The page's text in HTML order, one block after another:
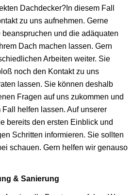
Dachdecker?In diesem Fall
zu uns aufnehmen. Gerne
und die adäquaten
Dach machen lassen. Gern
Arbeiten weiter. Sie
noch den Kontakt zu uns
lassen. Sie können deshalb
Fragen auf uns zukommen und
helfen lassen. Auf unserer
bereits den ersten Einblick und
Schritten informieren. Sie sollten
schauen. Gern helfen wir genauso
& Sanierung